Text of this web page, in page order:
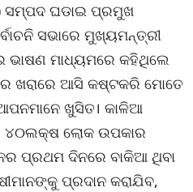
ସମ୍ପଦ ଘଡାଇ ପ୍ରମୁଖ
ସଭାରେ ମୁଖ୍ୟମନ୍ତ୍ରୀ
ଭାଷଣ ମାଧ୍ୟମରେ କହିଥିଲେ
ଖରାରେ ଆସି କଷ୍ଟକରି ମୋତେ
ଖୁସିତ। କାଳିଆ
୪୦ଲକ୍ଷ ଲୋକ ଉପକାର
ପ୍ରଥମ ଦିନରେ ବାକିଆ ଥିବା
ପ୍ରଦାନ କରାଯିବ,